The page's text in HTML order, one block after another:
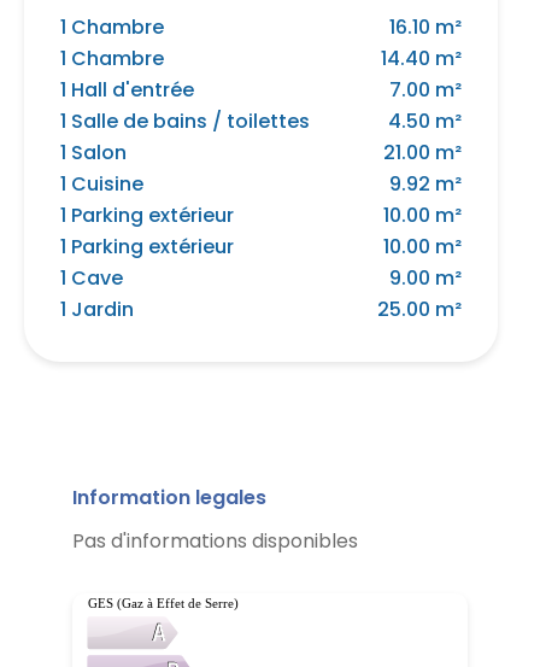
1 Chambre
16.10 m²
1 Chambre
14.40 m²
1 Hall d'entrée
7.00 m²
1 Salle de bains / toilettes
4.50 m²
1 Salon
21.00 m²
1 Cuisine
9.92 m²
1 Parking extérieur
10.00 m²
1 Parking extérieur
10.00 m²
1 Cave
9.00 m²
1 Jardin
25.00 m²
Information legales
Pas d'informations disponibles
GES (Gaz à Effet de Serre)